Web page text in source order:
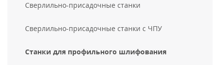
Сверлильно-присадочные станки
Сверлильно-присадочные станки с ЧПУ
Станки для профильного шлифования